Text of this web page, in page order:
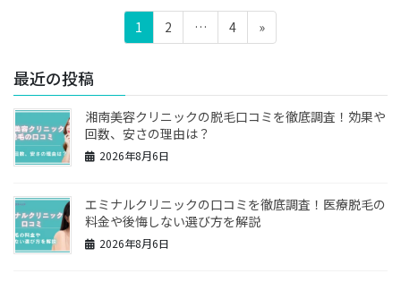
の
ペ
ー
ジ
り
固
定
ジ
1
固
定
2 …
固
定
ジ
4 »
最近の投稿
湘南美容クリニックの脱毛口コミを徹底調査！効果や
回数、安さの理由は？
2026年8月6日
エミナルクリニックの口コミを徹底調査！医療脱毛の
料金や後悔しない選び方を解説
2026年8月6日